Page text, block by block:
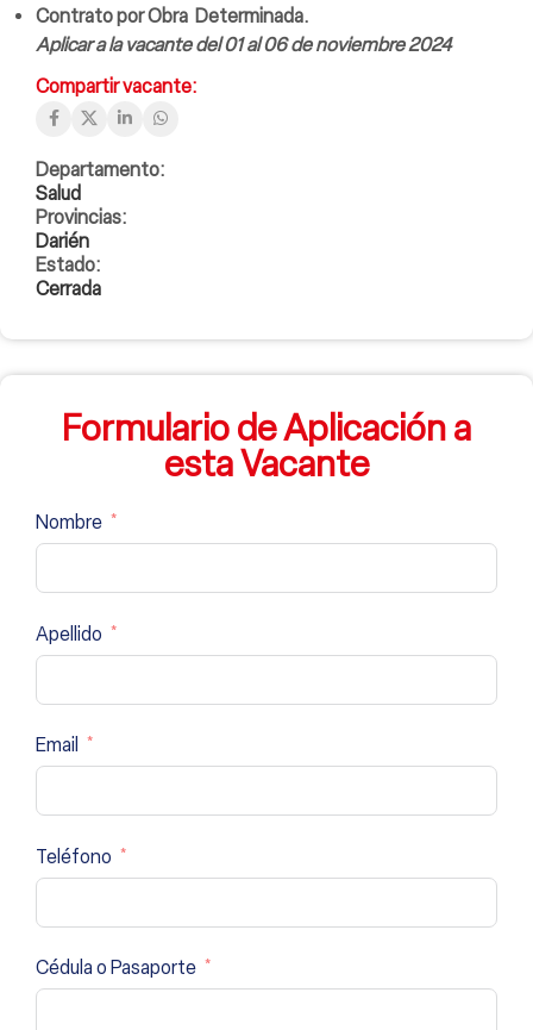
Contrato por Obra Determinada.
Aplicar a la vacante del 01 al 06 de noviembre 2024
Compartir vacante:
Departamento:
Salud
Provincias:
Darién
Estado:
Cerrada
Formulario de Aplicación a
esta Vacante
Nombre
Apellido
Email
Teléfono
Cédula o Pasaporte